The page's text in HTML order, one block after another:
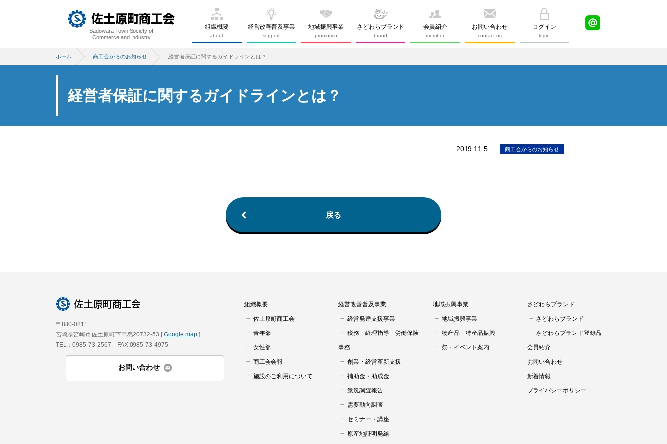
Sadowara Town Society of
Commerce and Industry
組織概要
about
経営改善普及事業
support
地域振興事業
promotion
さどわらブランド
brand
会員紹介
member
お問い合わせ
contact us
ログイン
login
ホーム 商工会からのお知らせ 経営者保証に関するガイドラインとは？
経営者保証に関するガイドラインとは？
2019.11.5 商工会からのお知らせ
戻る
〒880-0211
宮崎県宮崎市佐土原町下田島20732-53 [Google map ]
TEL：0985-73-2567 FAX:0985-73-4975
お問い合わせ
組織概要
佐土原町商工会
青年部
女性部
商工会会報
施設のご利用について
経営改善普及事業
経営発達支援事業
税務・経理指導・労働保険
事務
創業・経営革新支援
補助金・助成金
景況調査報告
需要動向調査
セミナー・講座
原産地証明発給
地域振興事業
地域振興事業
物産品・特産品振興
祭・イベント案内
さどわらブランド
さどわらブランド
さどわらブランド登録品
会員紹介
お問い合わせ
新着情報
プライバシーポリシー